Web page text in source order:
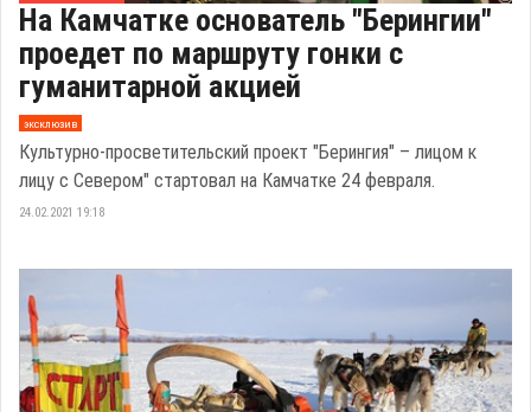
На Камчатке основатель "Берингии"
проедет по маршруту гонки с
гуманитарной акцией
эксклюзив
Культурно-просветительский проект "Берингия" – лицом к
лицу с Севером" стартовал на Камчатке 24 февраля.
24.02.2021 19:18